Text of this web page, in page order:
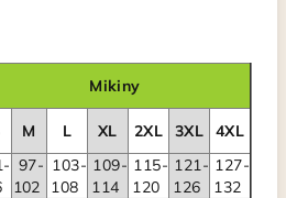
Mikiny
M L XL 2XL 3XL
4XL
97-
102
103-
108
109-
114
115-
120
121-
126
127-
132